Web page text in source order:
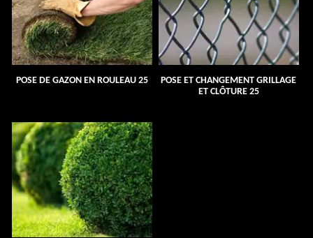
POSE DE GAZON EN ROULEAU 25
POSE ET CHANGEMENT GRILLAGE
ET CLÔTURE 25